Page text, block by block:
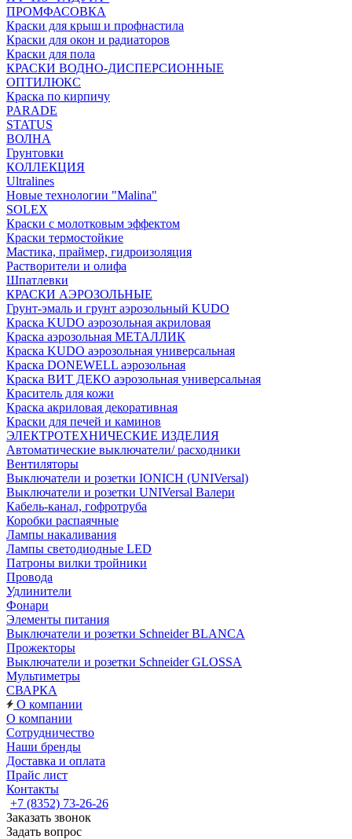
ПРОМФАСОВКА
Краски для крыш и профнастила
Краски для окон и радиаторов
Краски для пола
КРАСКИ ВОДНО-ДИСПЕРСИОННЫЕ
ОПТИЛЮКС
Краска по кирпичу
PARADE
STATUS
ВОЛНА
Грунтовки
КОЛЛЕКЦИЯ
Ultralines
Новые технологии "Malina"
SOLEX
Краски с молотковым эффектом
Краски термостойкие
Мастика, праймер, гидроизоляция
Растворители и олифа
Шпатлевки
КРАСКИ АЭРОЗОЛЬНЫЕ
Грунт-эмаль и грунт аэрозольный KUDO
Краска KUDO аэрозольная акриловая
Краска аэрозольная МЕТАЛЛИК
Краска KUDO аэрозольная универсальная
Краска DONEWELL аэрозольная
Краска ВИТ ДЕКО аэрозольная универсальная
Краситель для кожи
Краска акриловая декоративная
Краски для печей и каминов
ЭЛЕКТРОТЕХНИЧЕСКИЕ ИЗДЕЛИЯ
Автоматические выключатели/ расходники
Вентиляторы
Выключатели и розетки IONICH (UNIVersal)
Выключатели и розетки UNIVersal Валери
Кабель-канал, гофротруба
Коробки распаячные
Лампы накаливания
Лампы светодиодные LED
Патроны вилки тройники
Провода
Удлинители
Фонари
Элементы питания
Выключатели и розетки Schneider BLANCA
Прожекторы
Выключатели и розетки Schneider GLOSSA
Мультиметры
СВАРКА
О компании
О компании
Сотрудничество
Наши бренды
Доставка и оплата
Прайс лист
Контакты
+7 (8352) 73-26-26
Заказать звонок
Задать вопрос